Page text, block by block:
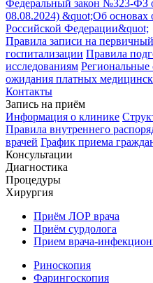
Федеральный закон №323-ФЗ
08.08.2024) &quot;Об основах
Российской Федерации&quot;
Правила записи на
госпитализации Правила
исследованиям Региональные
ожидания платных
Контакты
Запись на приём
Информация о клинике
Правила внутреннего
врачей График приема
Консультации
Диагностика
Процедуры
Хирургия
Приём ЛОР врача
Приём сурдолога
Прием врача-
Риноскопия
Фарингоскопия